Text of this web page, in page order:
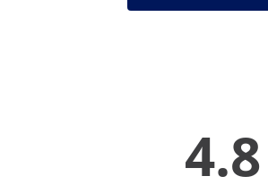
4.8